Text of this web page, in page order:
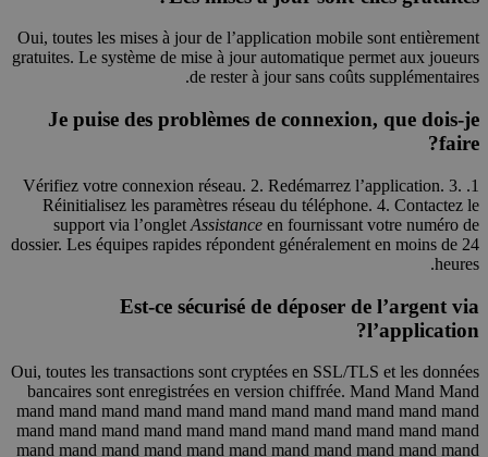
Oui, toutes les mises à jour de l’application mobile sont entièrement
gratuites. Le système de mise à jour automatique permet aux joueurs
de rester à jour sans coûts supplémentaires.
Je puise des problèmes de connexion, que dois-je
faire?
1. Vérifiez votre connexion réseau. 2. Redémarrez l’application. 3.
Réinitialisez les paramètres réseau du téléphone. 4. Contactez le
support via l’onglet Assistance en fournissant votre numéro de
dossier. Les équipes rapides répondent généralement en moins de 24
heures.
Est-ce sécurisé de déposer de l’argent via
l’application?
Oui, toutes les transactions sont cryptées en SSL/TLS et les données bancaires sont enregistrées en version chiffrée. Mand Mand Mand mand mand mand mand mand mand mand mand mand mand mand mand mand mand mand mand mand mand mand mand mand mand mand mand mand mand mand mand mand mand mand mand mand mand mand mand mand mand mand mand mand mand mand mand mand mand mand mand mand mand mand mand mand mand mand mand mand mand mand mand mand mand mand mand mand mand mand mand mand mand mand mand mand mand mand mand mand mand mand mand mand mand mand mand mand mand mand mand mand mand mand mand mand mand mand mand mand mand mand mand mand mand mand mand mand mand mand mand mand mand mand mand mand mand mand mand mand mand mand mand mand mand mand mand mand mand mand mand mand mand mand mand mand mand mand mand mand mand mand mand mand mand mand mand mand mand mand mand mand mand mand mand mand mand mand mand mand mand mand mand mand mand mand mand mand mand mand mand mand mand mand mand mand mand mand mand mand mand mand mand mand mand mand mand mand mand mand mand mand mand mand mand mand mand mand mand mand mand mand mand mand mand mand mand mand mand mand mand mand mand mand mand mand mand mand mand mand mand mand mand mand mand mand mand mand mand mand mand mand mand mand mand mand mand mand mand mand mand mand mand mand mand mand mand mand mand mand mand mand mand mand mand mand mand mand mand mand mand mand mand mand mand mand mand mand mand mand mand mand mand mand mand mand mand mand mand mand mand mand mand mand mand mand mand mand mand mand mand mand mand mand mand mand mand mand mand mand mand mand mand mand mand mand mand mand mand mand mand mand mand mand mand mand mand mand mand mand mand mand mand mand mand mand mand mand mand mand mand mand mand mand mand mand mand mand mand mand mand mand mand mand mand mand mand mand mand mand mand mand mand mand mand mand mand mand mand mand mand mand mand mand mand mand mand mand mand mand mand mand mand mand mand mand mand mand mand mand mand mand mand mand mand mand mand mand mand mand mand mand mand mand mand mand mand mand mand mand mand mand mand mand mand mand mand mand mand mand mand mand mand mand mand mand mand mand mand mand mand mand mand mand mand mand mand mand mand mand mand mand mand mand mand mand mand mand mand mand mand mand mand mand mand mand mand mand mand mand mand mand mand mand mand mand mand mand mand mand mand mand mand mand mand mand mand mand mand mand mand mand mand mand mand mand mand mand mand mand mand mand mand mand mand mand mand mand mand mand mand mand mand mand mand mand mand mand mand mand mand mand mand mand mand mand mand mand mand mand mand mand mand mand mand mand mand mand mand mand mand mand mand mand mand mand mand mand mand mand mand mand mand mand mand mand mand mand mand mand mand mand mand mand mand mand mand mand mand mand mand mand mand mand mand mand mand mand mand mand mand mand mand mand mand mand mand mand mand mand mand mand mand mand mand mand mand mand mand mand mand mand mand mand mand mand mand mand mand mand mand mand mand mand mand mand mand mand mand mand mand mand mand mand mand mand mand mand mand mand mand mand mand mand mand mand mand mand mand mand mand mand mand mand mand mand mand mand mand mand mand mand mand mand mand mand mand mand mand mand mand mand mand mand mand mand mand mand mand mand mand mand mand mand mand mand mand mand mand mand mand mand mand mand mand mand mand mand mand mand mand mand mand mand mand mand mand mand mand mand mand mand mand mand mand mand mand mand mand mand mand mand mand mand mand mand mand mand mand mand mand mand mand mand mand mand mand mand mand mand mand mand mand mand mand mand mand mand mand mand mand mand mand mand mand mand mand mand mand mand mand mand mand mand mand mand mand mand mand mand mand mand mand mand mand mand mand mand mand mand mand mand mand mand mand mand mand mand mand mand mand mand mand mand mand mand mand mand mand mand mand mand mand mand mand mand mand mand mand mand mand mand mand mand mand mand mand mand mand mand mand mand mand mand mand mand mand mand mand mand mand mand mand mand mand mand mand mand mand mand mand mand mand mand mand mand mand mand mand mand mand mand mand mand mand mand mand mand mand mand mand mand mand mand mand mand mand mand mand mand mand mand mand mand mand mand mand mand mand mand mand mand mand mand mand mand mand mand mand mand mand mand mand mand mand mand mand mand mand mand mand mand mand mand mand mand mand mand mand mand mand mand mand mand mand mand mand mand mand mand mand mand mand mand mand mand mand mand mand mand mand mand mand mand mand mand mand mand mand mand mand mand mand mand mand mand mand mand mand mand mand mand mand mand mand mand mand mand mand mand mand mand mand mand mand mand mand mand mand mand mand mand mand mand mand mand mand mand mand mand mand mand mand mand mand mand mand mand mand mand mand mand mand mand mand mand mand mand mand mand mand mand mand mand mand mand mand mand mand mand mand mand mand mand mand mand mand mand mand mand mand mand mand mand mand mand mand mand mand mand mand mand mand mand mand mand mand mand mand mand mand mand mand mand mand mand mand mand mand mand mand mand mand mand mand mand mand mand mand mand mand mand mand mand mand mand mand mand mand mand mand mand mand mand mand mand mand mand mand mand mand mand mand mand mand mand mand mand mand mand mand mand mand mand mand mand mand mand mand mand mand mand mand mand mand mand mand mand mand mand mand mand mand mand mand mand mand mand mand mand mand mand mand mand mand mand mand mand mand mand mand mand mand mand mand mand mand mand mand mand mand mand mand mand mand mand mand mand mand mand mand mand mand mand mand mand mand mand mand mand mand mand mand mand mand mand mand mand mand mand mand mand mand mand mand mand mand mand mand mand mand mand mand mand mand mand mand mand mand mand mand mand mand mand mand mand mand mand mand mand mand mand mand mand mand mand mand mand mand mand mand mand mand mand mand mand mand mand mand mand mand mand mand mand mand mand mand mand mand mand mand mand mand mand mand mand mand mand mand mand mand mand mand mand mand mand mand mand mand mand mand mand mand mand mand mand mand mand mand mand mand mand mand mand mand mand mand mand mand mand mand mand mand mand mand mand mand mand mand mand mand mand mand mand mand mand mand mand mand mand mand mand mand mand mand mand mand mand mand mand mand mand mand mand mand mand mand mand mand mand mand mand mand mand mand mand mand mand mand mand mand mand mand mand mand mand mand mand mand mand mand mand mand mand mand mand mand mand mand mand mand mand mand mand mand mand mand mand mand mand mand mand mand mand mand mand mand mand mand mand mand mand mand mand mand mand mand mand mand mand mand mand mand mand mand mand mand mand mand mand mand mand mand mand mand mand mand mand mand mand mand mand mand mand mand mand mand mand mand mand mand mand mand mand mand mand mand mand mand mand mand mand mand mand mand mand mand mand mand mand mand mand mand mand mand mand mand mand mand mand mand mand mand mand mand mand mand mand mand mand mand mand mand mand mand mand mand mand mand mand mand mand mand mand mand mand mand mand mand mand mand mand mand mand mand mand mand mand mand mand mand mand mand mand mand mand mand mand mand mand mand mand mand mand mand mand mand mand mand mand mand mand mand mand mand mand mand mand mand mand mand mand mand mand mand mand mand mand mand mand mand mand mand mand mand mand mand mand mand mand mand mand mand mand mand mand mand mand mand mand mand mand mand mand mand mand mand mand mand mand mand mand mand mand mand mand mand mand mand mand mand mand mand mand mand mand mand mand mand mand mand mand mand mand mand mand mand mand mand mand mand mand mand mand mand mand mand mand mand mand mand mand mand mand mand mand mand mand mand mand mand mand mand mand mand mand mand mand mand mand mand mand mand mand mand mand mand mand mand mand mand mand mand mand mand mand mand mand mand mand mand mand mand mand mand mand mand mand mand mand mand mand mand mand mand mand mand mand mand mand mand mand mand mand mand mand mand mand mand mand mand mand mand mand mand mand mand mand mand mand mand mand mand mand mand mand mand mand mand mand mand mand mand mand mand mand mand mand mand mand mand mand mand mand mand mand mand mand mand mand mand mand mand mand mand mand mand mand mand mand mand mand mand mand mand mand mand mand mand mand mand mand mand mand mand mand mand mand mand mand mand mand mand mand mand mand mand mand mand mand mand mand mand mand mand mand mand mand mand mand mand mand mand mand mand mand mand mand mand mand mand mand mand mand mand mand mand mand mand mand mand mand mand mand mand mand mand mand mand mand mand mand mand mand mand mand mand mand mand mand mand mand mand mand mand mand mand mand mand mand mand mand mand mand mand mand mand mand mand mand mand mand mand mand mand mand mand mand mand mand mand mand mand mand mand mand mand mand mand mand mand mand mand mand mand mand mand mand mand mand mand mand mand mand mand mand mand mand mand mand mand mand mand mand mand mand mand mand mand mand mand mand mand mand mand mand mand mand mand mand mand mand mand mand mand mand mand mand mand mand mand mand mand mand mand mand mand mand mand mand mand mand mand mand mand mand mand mand mand mand mand mand mand mand mand mand mand mand mand mand mand mand mand mand mand mand mand mand mand mand mand mand mand mand mand mand mand mand mand mand mand mand mand mand mand mand mand mand mand mand mand mand mand mand mand mand mand mand mand mand mand mand mand mand mand mand mand mand mand mand mand mand mand mand mand mand mand mand mand mand mand mand mand mand mand mand mand mand mand mand mand mand mand mand mand mand mand mand mand mand mand mand mand mand mand mand mand mand mand mand mand mand mand mand mand mand mand mand mand mand mand mand mand mand mand mand ma